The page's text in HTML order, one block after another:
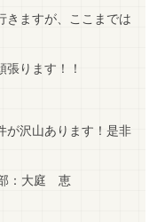
きますが、ここまでは
張ります！！
が沢山あります！是非
：大庭 恵